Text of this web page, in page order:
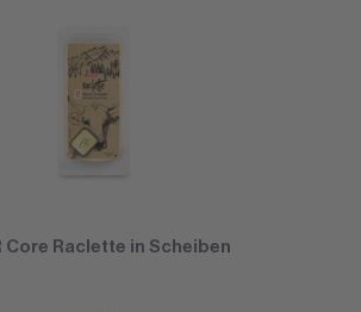
Core Raclette in Scheiben